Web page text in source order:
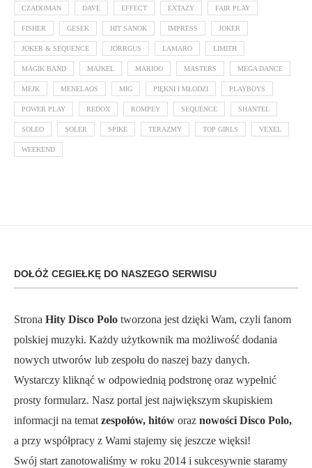
CZADOMAN DAVE EFFECT EXTAZY FAIR PLAY
FISHER GESEK HIT SANOK IMPRESS JOKER
JOKER & SEQUENCE JORRGUS LAMARO LIMITH
MAGIK BAND MAJKEL MARIOO MASTERS MEGA DANCE
MEJK MENELAOS MIG PIĘKNI I MŁODZI PLAYBOYS
POWER PLAY REDOX ROMPEY SEQUENCE SHANTEL
SOLEO SOLER SPIKE TERAZMY TOP GIRLS VEXEL
WEEKEND
DOŁÓŻ CEGIEŁKĘ DO NASZEGO SERWISU
Strona Hity Disco Polo tworzona jest dzięki Wam, czyli fanom
polskiej muzyki. Każdy użytkownik ma możliwość dodania
nowych utworów lub zespołu do naszej bazy danych.
Wystarczy kliknąć w odpowiednią podstronę oraz wypełnić
prosty formularz. Nasz portal jest największym skupiskiem
informacji na tematzespołów, hitów oraz nowości Disco Polo,
a przy współpracy z Wami stajemy się jeszcze więksi!
Swój start zanotowaliśmy w roku 2014 i sukcesywnie staramy